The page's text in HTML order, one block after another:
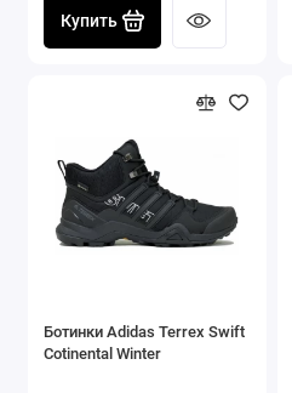
Купить
Ботинки Adidas Terrex Swift
Cotinental Winter